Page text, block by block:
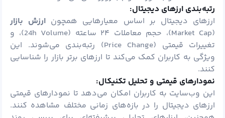
رتبه‌بندی ارزهای دیجیتال:
ارزهای دیجیتال بر اساس معیارهایی همچون ارزش بازار
(Market Cap)، حجم معاملات ۲۴ ساعته (24h Volume)، و
تغییرات قیمتی (Price Change) رتبه‌بندی می‌شوند. این
ویژگی به کاربران کمک می‌کند تا ارزهای برتر بازار را شناسایی
کنند.
نمودارهای قیمتی و تحلیل تکنیکال:
این وب‌سایت به کاربران امکان می‌دهد تا نمودارهای قیمتی
ارزهای دیجیتال را در بازه‌های زمانی مختلف مشاهده کنند.